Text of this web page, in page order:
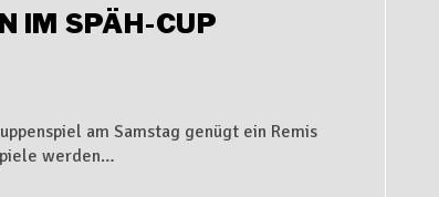
IM SPÄH-CUP
am Samstag genügt ein Remis
werden…